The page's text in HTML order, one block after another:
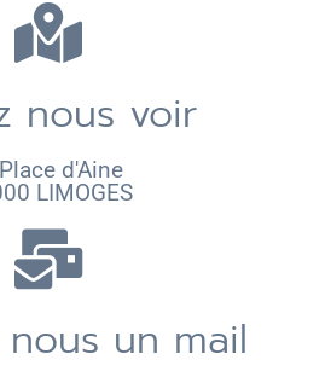
nous voir
d'Aine
LIMOGES
nous un mail